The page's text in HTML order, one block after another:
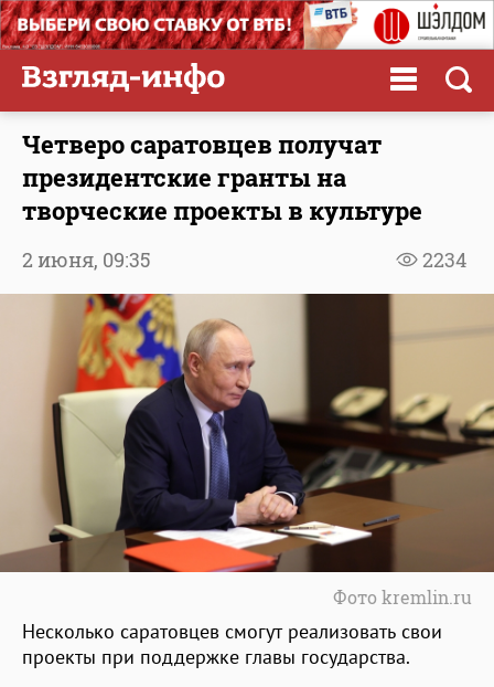
Четверо саратовцев получат
президентские гранты на
творческие проекты в культуре
2234
2 июня, 09:35
Фото kremlin.ru
Несколько саратовцев смогут реализовать свои
проекты при поддержке главы государства.